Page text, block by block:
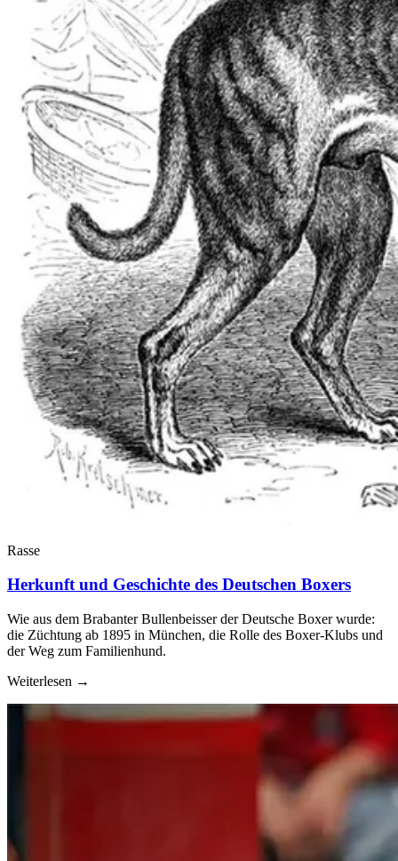
Rasse
Herkunft und Geschichte des Deutschen Boxers
Wie aus dem Brabanter Bullenbeisser der Deutsche Boxer wurde:
die Züchtung ab 1895 in München, die Rolle des Boxer-Klubs und
der Weg zum Familienhund.
Weiterlesen →